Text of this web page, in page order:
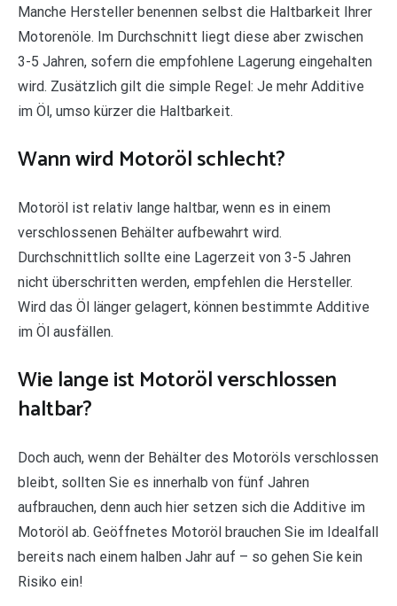
Manche Hersteller benennen selbst die Haltbarkeit Ihrer
Motorenöle. Im Durchschnitt liegt diese aber zwischen
3-5 Jahren, sofern die empfohlene Lagerung eingehalten
wird. Zusätzlich gilt die simple Regel: Je mehr Additive
im Öl, umso kürzer die Haltbarkeit.
Wann wird Motoröl schlecht?
Motoröl ist relativ lange haltbar, wenn es in einem
verschlossenen Behälter aufbewahrt wird.
Durchschnittlich sollte eine Lagerzeit von 3-5 Jahren
nicht überschritten werden, empfehlen die Hersteller.
Wird das Öl länger gelagert, können bestimmte Additive
im Öl ausfällen.
Wie lange ist Motoröl verschlossen
haltbar?
Doch auch, wenn der Behälter des Motoröls verschlossen
bleibt, sollten Sie es innerhalb von fünf Jahren
aufbrauchen, denn auch hier setzen sich die Additive im
Motoröl ab. Geöffnetes Motoröl brauchen Sie im Idealfall
bereits nach einem halben Jahr auf – so gehen Sie kein
Risiko ein!